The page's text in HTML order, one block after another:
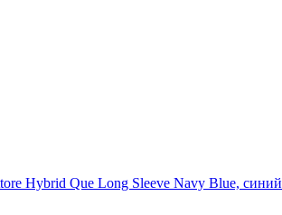
Hybrid Que Long Sleeve Navy Blue, синий